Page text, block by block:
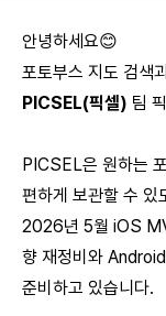
안녕하세요😊
포토부스 지도 검색
PICSEL(픽셀) 팀
PICSEL은 원하는
편하게 보관할 수 있
2026년 5월 iOS
향 재정비와
준비하고 있습니다.